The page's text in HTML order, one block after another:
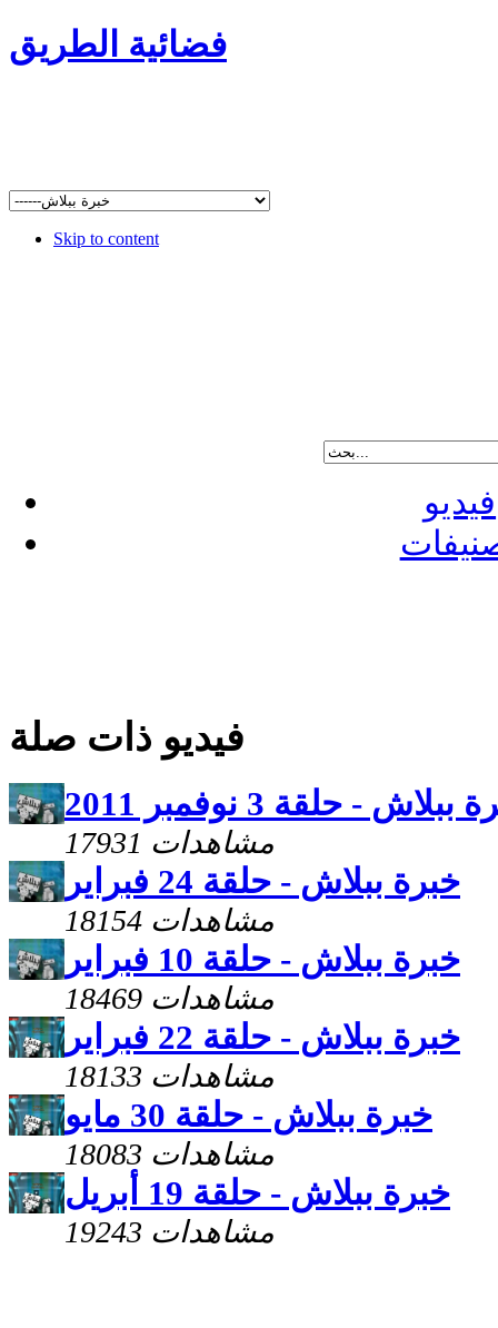
فضائية الطريق
Skip to content
فيديو
فيديو ذات صلة
ببلاش - حلقة 3 نوفمبر 2011
17931 مشاهدات
خبرة ببلاش - حلقة 24 فبراير
18154 مشاهدات
خبرة ببلاش - حلقة 10 فبراير
18469 مشاهدات
خبرة ببلاش - حلقة 22 فبراير
18133 مشاهدات
خبرة ببلاش - حلقة 30 مايو
18083 مشاهدات
خبرة ببلاش - حلقة 19 أبريل
19243 مشاهدات